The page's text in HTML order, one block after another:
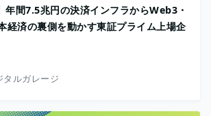
年間7.5兆円の決済インフラからWeb3・
経済の裏側を動かす東証プライム上場企
ルガレージ